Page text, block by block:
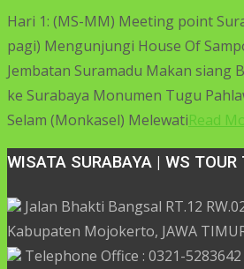
Hari 1: (MS-MM) Meeting point
pagi) Mengunjungi House Of
Jembatan Suramadu Makan siang
ke Surabaya Monumen Tugu
Selam (Monkasel) MelewatiRead
WISATA SURABAYA | WS TOUR
Jalan Bhakti Bangsal RT.12
Kabupaten Mojokerto, JAWA
Telephone Office : 0321-5283642